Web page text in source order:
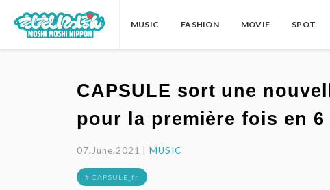
MUSIC FASHION MOVIE SPOT
CAPSULE sort une
pour la première fois en
07.June.2021 |MUSIC
# CAPSULE_fr